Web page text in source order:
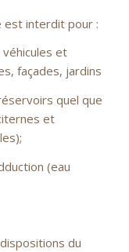
est interdit pour :
et
façades, jardins
quel que
et
(eau
du